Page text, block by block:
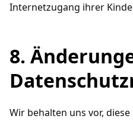
Internetzugang ihrer
8.
Wir behalten uns vor,